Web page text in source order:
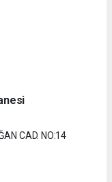
CAD. NO:14